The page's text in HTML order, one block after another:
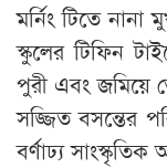
মর্নিং টিতে
স্কুলের টিফিন
পুরী এবং জমিয়ে
সজ্জিত বসন্তের
বর্ণাঢ্য